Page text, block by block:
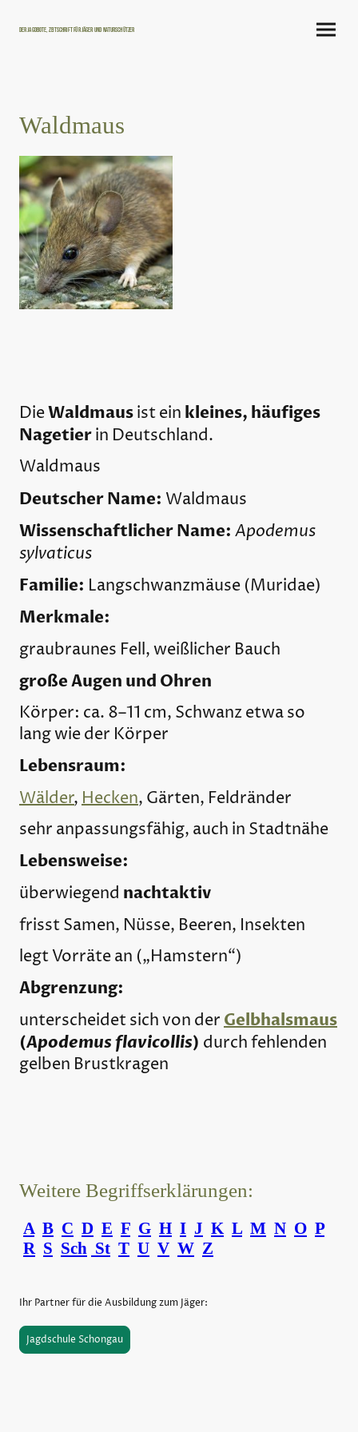
Der Jagdbote, Zeitschrift für Jäger und Naturschützer
Waldmaus
DieWaldmausist ein kleines, häufiges
Nagetierin Deutschland.
Waldmaus
Deutscher Name: Waldmaus
Wissenschaftlicher Name: Apodemus
sylvaticus
Familie: Langschwanzmäuse (Muridae)
Merkmale:
graubraunes Fell, weißlicher Bauch
große Augen und Ohren
Körper: ca. 8–11 cm, Schwanz etwa so
lang wie der Körper
Lebensraum:
Wälder,Hecken, Gärten, Feldränder
sehr anpassungsfähig, auch in Stadtnähe
Lebensweise:
überwiegend nachtaktiv
frisst Samen, Nüsse, Beeren, Insekten
legt Vorräte an („Hamstern“)
Abgrenzung:
unterscheidet sich von derGelbhalsmaus
(Apodemus flavicollis) durch fehlenden
gelben Brustkragen
Weitere Begriffserklärungen:
A B C D E F G H I J K L M N O P
R S Sch St T U V W Z
Ihr Partner für die Ausbildung zum Jäger:
Jagdschule Schongau